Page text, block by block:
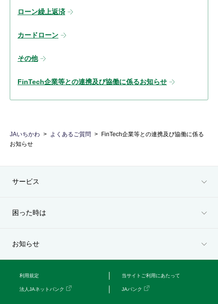
ローン繰上返済
カードローン
その他
FinTech企業等との連携及び協働に係るお知らせ
JAいちかわ よくあるご質問
FinTech企業等との連携及び協働に係る
お知らせ
サービス
困った時は
お知らせ
利用規定 当サイトご利用にあたって
法人JAネットバンク JAバンク